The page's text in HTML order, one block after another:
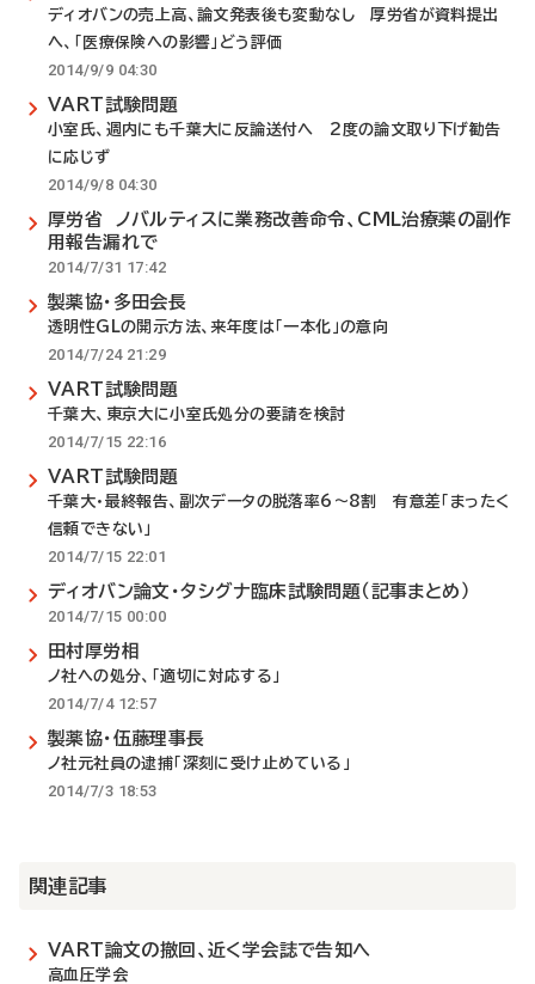
ディオバンの売上高、論文発表後も変動なし 厚労省が資料提出
へ、「医療保険への影響」どう評価
2014/9/9 04:30
VART試験問題
小室氏、週内にも千葉大に反論送付へ 2度の論文取り下げ勧告
に応じず
2014/9/8 04:30
厚労省 ノバルティスに業務改善命令、CML治療薬の副作
用報告漏れで
2014/7/31 17:42
製薬協・多田会長
透明性GLの開示方法、来年度は「一本化」の意向
2014/7/24 21:29
VART試験問題
千葉大、東京大に小室氏処分の要請を検討
2014/7/15 22:16
VART試験問題
千葉大・最終報告、副次データの脱落率6～8割 有意差「まったく
信頼できない」
2014/7/15 22:01
ディオバン論文・タシグナ臨床試験問題（記事まとめ）
2014/7/15 00:00
田村厚労相
ノ社への処分、「適切に対応する」
2014/7/4 12:57
製薬協・伍藤理事長
ノ社元社員の逮捕「深刻に受け止めている」
2014/7/3 18:53
関連記事
VART論文の撤回、近く学会誌で告知へ
高血圧学会